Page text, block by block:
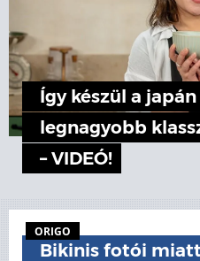
Így készül a
legnagyobb
– VIDEÓ!
ORIGO
Bikinis fotói